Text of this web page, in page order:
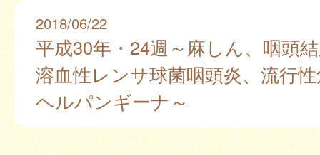
2018/06/22
平成30年・24週～麻しん、咽頭
溶血性レンサ球菌咽頭炎、流行
ヘルパンギーナ～